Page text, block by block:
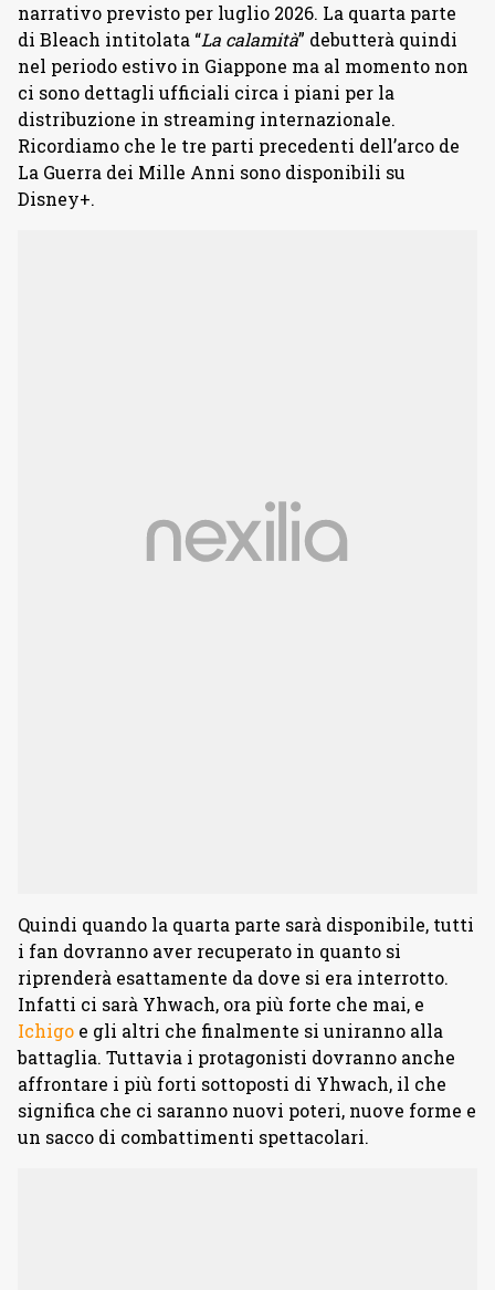
narrativo previsto per luglio 2026. La quarta parte
di Bleach intitolata “La calamità” debutterà quindi
nel periodo estivo in Giappone ma al momento non
ci sono dettagli ufficiali circa i piani per la
distribuzione in streaming internazionale.
Ricordiamo che le tre parti precedenti dell’arco de
La Guerra dei Mille Anni sono disponibili su
Disney+.
Quindi quando la quarta parte sarà disponibile, tutti
i fan dovranno aver recuperato in quanto si
riprenderà esattamente da dove si era interrotto.
Infatti ci sarà Yhwach, ora più forte che mai, e
Ichigo e gli altri che finalmente si uniranno alla
battaglia. Tuttavia i protagonisti dovranno anche
affrontare i più forti sottoposti di Yhwach, il che
significa che ci saranno nuovi poteri, nuove forme e
un sacco di combattimenti spettacolari.